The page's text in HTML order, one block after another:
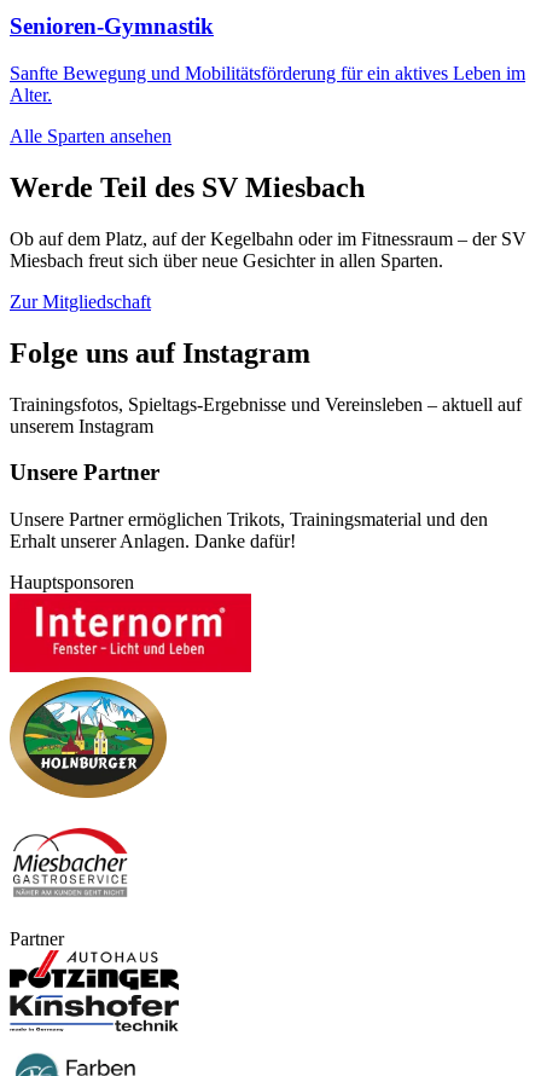
Senioren-Gymnastik
Sanfte Bewegung und Mobilitätsförderung für ein aktives Leben im
Alter.
Alle Sparten ansehen
Werde Teil des SV Miesbach
Ob auf dem Platz, auf der Kegelbahn oder im Fitnessraum – der SV
Miesbach freut sich über neue Gesichter in allen Sparten.
Zur Mitgliedschaft
Folge uns auf Instagram
Trainingsfotos, Spieltags-Ergebnisse und Vereinsleben – aktuell auf
unserem Instagram
Unsere Partner
Unsere Partner ermöglichen Trikots, Trainingsmaterial und den
Erhalt unserer Anlagen. Danke dafür!
Hauptsponsoren
Partner